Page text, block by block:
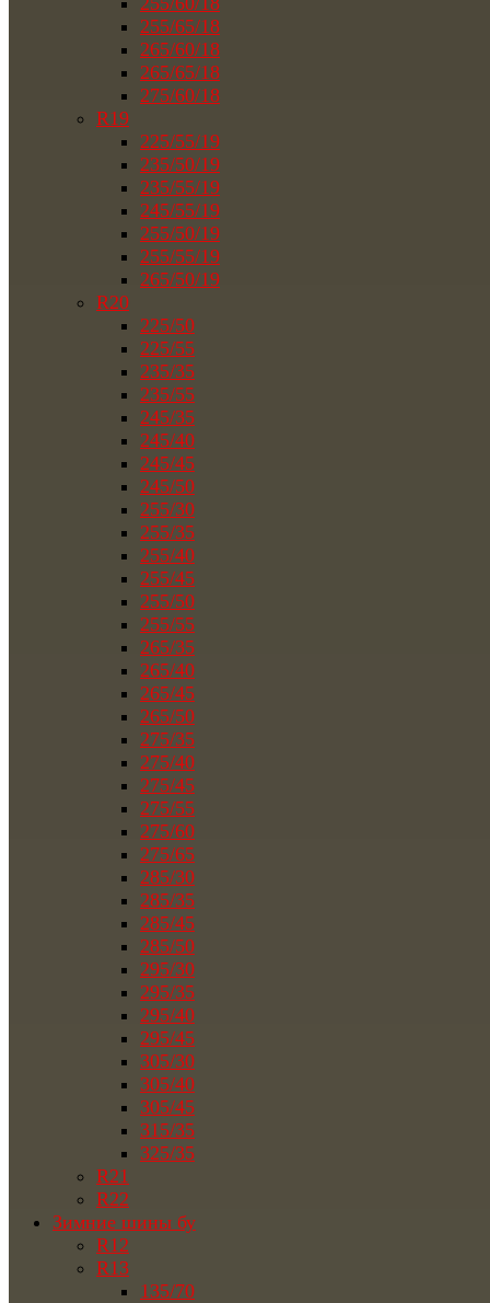
255/65/18
265/60/18
265/65/18
275/60/18
R19
225/55/19
235/50/19
235/55/19
245/55/19
255/50/19
255/55/19
265/50/19
R20
225/50
225/55
235/35
235/55
245/35
245/40
245/45
245/50
255/30
255/35
255/40
255/45
255/50
255/55
265/35
265/40
265/45
265/50
275/35
275/40
275/45
275/55
275/60
275/65
285/30
285/35
285/45
285/50
295/30
295/35
295/40
295/45
305/30
305/40
305/45
315/35
325/35
R21
R22
Зимние шины бу
R12
R13
135/70